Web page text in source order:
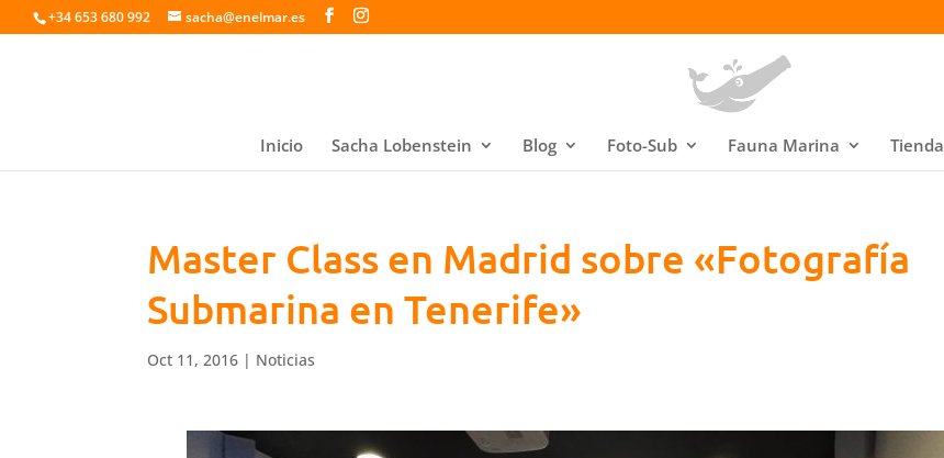
+34 653 680 992 sacha@enelmar.es
Inicio Sacha Lobenstein Blog Foto-Sub Fauna Marina Tienda
Master Class en Madrid sobre «Fotografía
Submarina en Tenerife»
Oct 11, 2016 | Noticias